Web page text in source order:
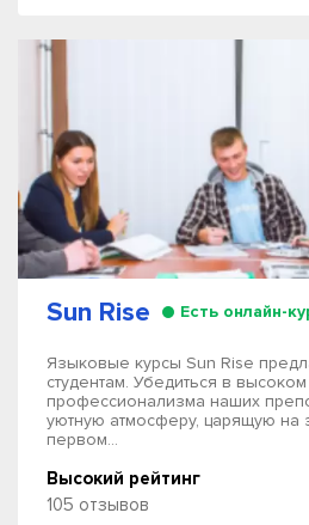
Sun Rise Есть онлайн-
Языковые курсы Sun Rise
студентам. Убедиться в
профессионализма наших
уютную атмосферу, царящую на
первом...
Высокий рейтинг
105 отзывов